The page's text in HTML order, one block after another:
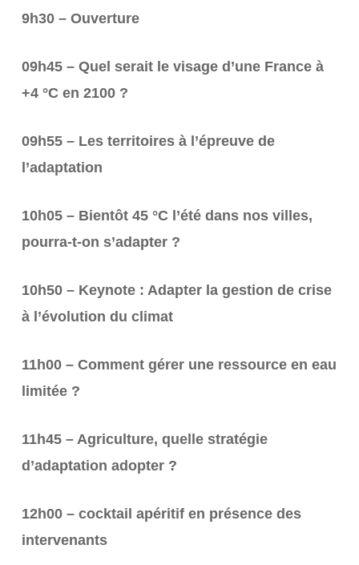
9h30 – Ouverture
09h45 – Quel serait le visage d’une France à
+4 °C en 2100 ?
09h55 – Les territoires à l’épreuve de
l’adaptation
10h05 – Bientôt 45 °C l’été dans nos villes,
pourra-t-on s’adapter ?
10h50 – Keynote : Adapter la gestion de crise
à l’évolution du climat
11h00 – Comment gérer une ressource en eau
limitée ?
11h45 – Agriculture, quelle stratégie
d’adaptation adopter ?
12h00 – cocktail apéritif en présence des
intervenants